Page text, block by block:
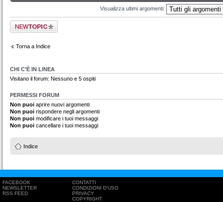
Visualizza ultimi argomenti:
Scrivi un nuovo
argomento
Torna a Indice
CHI C’È IN LINEA
Visitano il forum: Nessuno e 5 ospiti
PERMESSI FORUM
Non puoi aprire nuovi argomenti
Non puoi rispondere negli argomenti
Non puoi modificare i tuoi messaggi
Non puoi cancellare i tuoi messaggi
Indice
FACEBOOK
NEWSLETTER
RSS FEED
CONTATTI
CONDIZIONI D'USO
PRIVACY
COPYRIGHT